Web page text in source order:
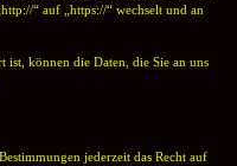
“ auf „https://“ wechselt und an
ist, können die Daten, die Sie an uns
jederzeit das Recht auf